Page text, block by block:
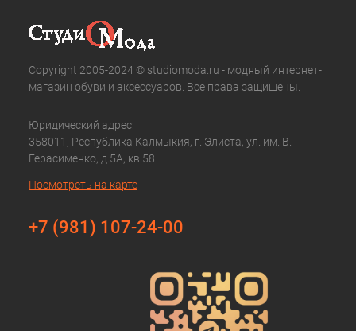
Copyright 2005-2024 © studiomoda.ru - модный интернет-
магазин обуви и аксессуаров. Все права защищены.
Юридический адрес:
358011, Республика Калмыкия, г. Элиста, ул. им. В.
Герасименко, д.5А, кв.58
Посмотреть на карте
+7 (981) 107-24-00